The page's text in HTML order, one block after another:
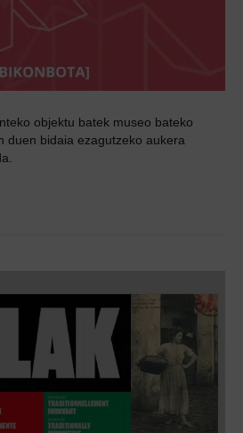
objektu batek museo bateko
duen bidaia ezagutzeko aukera